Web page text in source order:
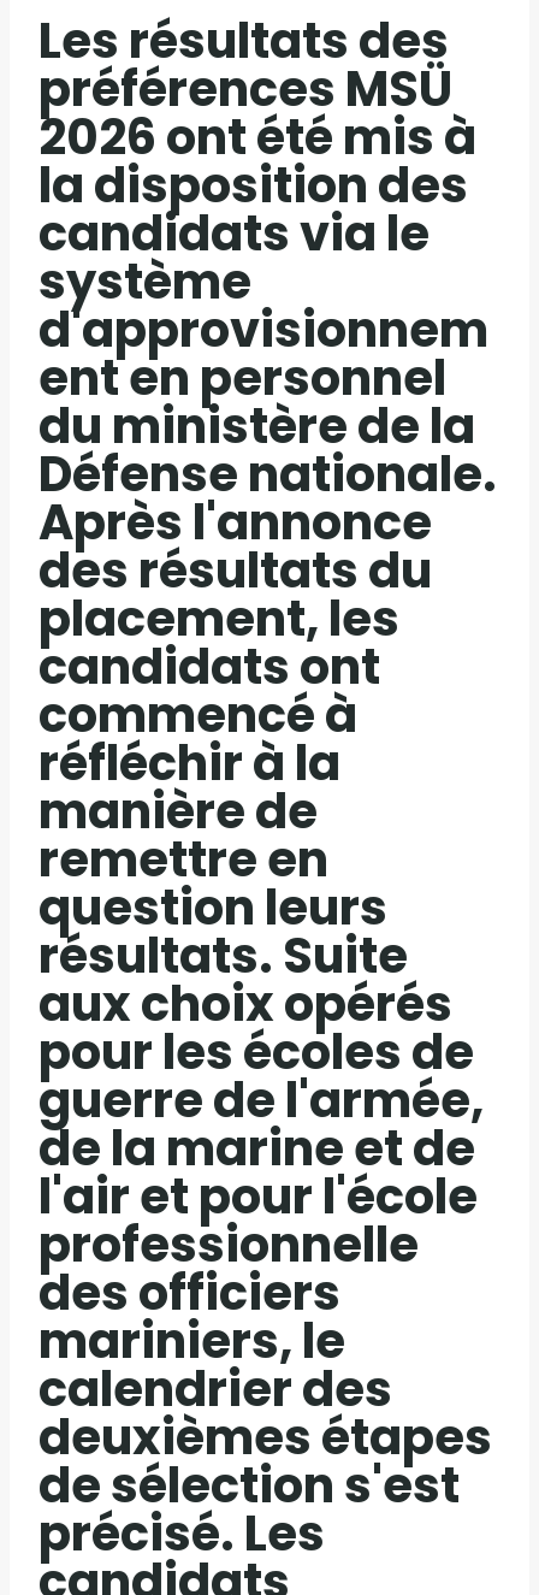
Les résultats des
préférences MSÜ
2026 ont été mis à
la disposition des
candidats via le
système
d'approvisionnem
ent en personnel
du ministère de la
Défense nationale.
Après l'annonce
des résultats du
placement, les
candidats ont
commencé à
réfléchir à la
manière de
remettre en
question leurs
résultats. Suite
aux choix opérés
pour les écoles de
guerre de l'armée,
de la marine et de
l'air et pour l'école
professionnelle
des officiers
mariniers, le
calendrier des
deuxièmes étapes
de sélection s'est
précisé. Les